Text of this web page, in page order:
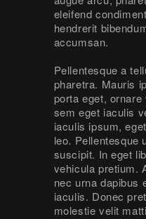
eleifend
hendrerit
accumsan.
Pellentesque a
pharetra. Mauris
porta eget,
sem eget iaculis
iaculis ipsum,
leo. Pellentesque
suscipit. In eget
vehicula pretium.
nec urna dapibus
iaculis. Donec
molestie velit